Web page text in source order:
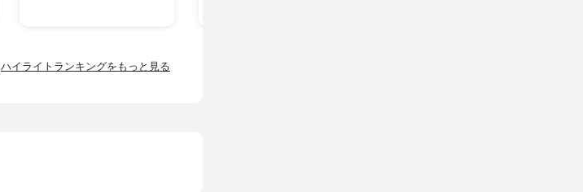
ハイライトランキングをもっと見る